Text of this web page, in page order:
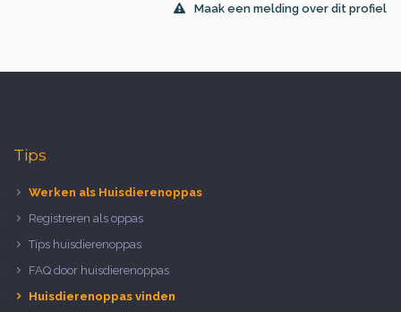
Maak een melding over dit profiel
Tips
Werken als Huisdierenoppas
Registreren als oppas
Tips huisdierenoppas
FAQ door huisdierenoppas
Huisdierenoppas vinden